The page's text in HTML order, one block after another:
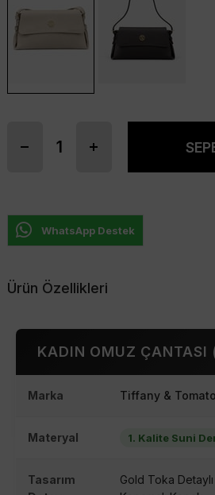
WhatsApp Destek
Ürün Özellikleri
KADIN OMUZ ÇANTASI
Marka Tiffany & Tomato
Materyal 1. Kalite Suni
Tasarım
Gold Toka Detaylı